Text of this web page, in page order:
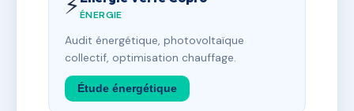
ÉNERGIE
Audit énergétique, photovoltaïque
collectif, optimisation chauffage.
Étude énergétique